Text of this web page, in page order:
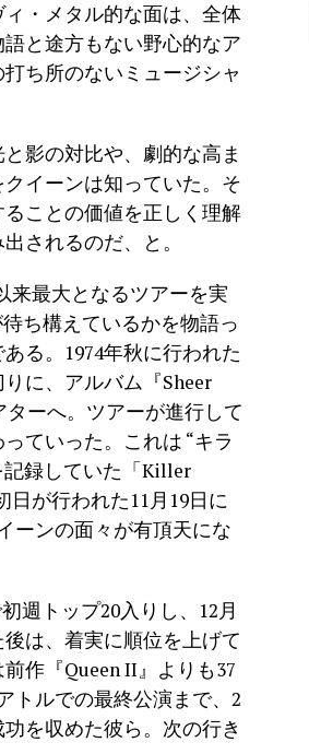
・メタル的な面は、全体
と途方もない野心的なア
ち所のないミュージシャ
影の対比や、劇的な高ま
イーンは知っていた。そ
ことの価値を正しく理解
されるのだ、と。
来最大となるツアーを実
ち構えているかを物語っ
る。1974年秋に行われた
に、アルバム『Sheer
ーへ。ツアーが進行して
ていった。これは “キラ
記録していた「Killer
日が行われた11月19日に
ーンの面々が有頂天にな
週トップ20入りし、12月
は、着実に順位を上げて
作『Queen II』よりも37
トルでの最終公演まで、2
を収めた彼ら。次の行き